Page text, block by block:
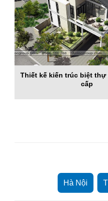
Thiết kế kiến trúc biệt thự
cấp
Hà Nội